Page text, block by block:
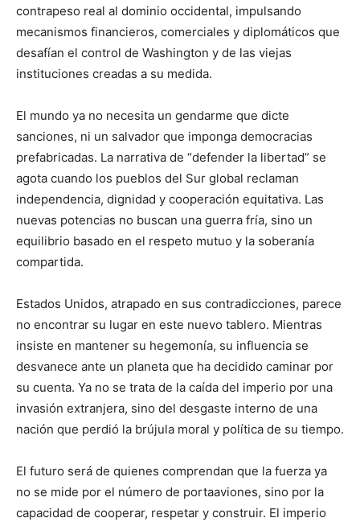
contrapeso real al dominio occidental, impulsando
mecanismos financieros, comerciales y diplomáticos que
desafían el control de Washington y de las viejas
instituciones creadas a su medida.
El mundo ya no necesita un gendarme que dicte
sanciones, ni un salvador que imponga democracias
prefabricadas. La narrativa de “defender la libertad” se
agota cuando los pueblos del Sur global reclaman
independencia, dignidad y cooperación equitativa. Las
nuevas potencias no buscan una guerra fría, sino un
equilibrio basado en el respeto mutuo y la soberanía
compartida.
Estados Unidos, atrapado en sus contradicciones, parece
no encontrar su lugar en este nuevo tablero. Mientras
insiste en mantener su hegemonía, su influencia se
desvanece ante un planeta que ha decidido caminar por
su cuenta. Ya no se trata de la caída del imperio por una
invasión extranjera, sino del desgaste interno de una
nación que perdió la brújula moral y política de su tiempo.
El futuro será de quienes comprendan que la fuerza ya
no se mide por el número de portaaviones, sino por la
capacidad de cooperar, respetar y construir. El imperio